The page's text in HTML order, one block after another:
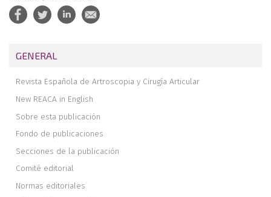
GENERAL
Revista Española de Artroscopia y Cirugía Articular
New REACA in English
Sobre esta publicación
Fondo de publicaciones
Secciones de la publicación
Comité editorial
Normas editoriales